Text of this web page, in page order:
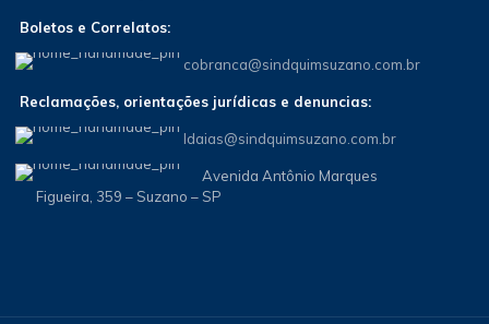
Boletos e Correlatos:
cobranca@sindquimsuzano.com.br
Reclamações, orientações jurídicas e denuncias:
Idaias@sindquimsuzano.com.br
Avenida Antônio Marques
Figueira, 359 – Suzano – SP